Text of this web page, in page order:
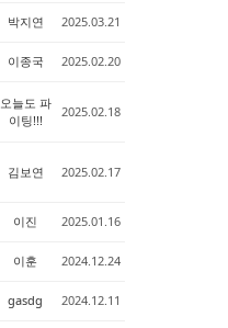
박지연 2025.03.21
이종국 2025.02.20
오늘도 파
이팅!!!
2025.02.18
김보연 2025.02.17
이진 2025.01.16
이훈 2024.12.24
gasdg 2024.12.11